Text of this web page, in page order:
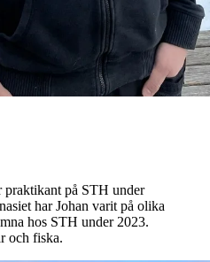
praktikant på STH under
har Johan varit på olika
hos STH under 2023.
och fiska.